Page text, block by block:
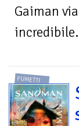
Gaiman
FUMETTI